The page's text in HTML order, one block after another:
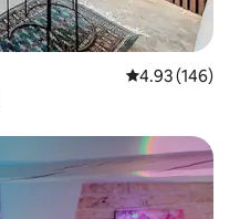
평점 4.93점(5
4.93 (146)